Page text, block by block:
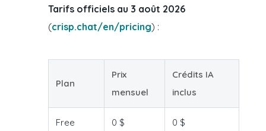
Tarifs officiels au 3 août 2026
(crisp.chat/en/pricing) :
Plan
Prix
mensuel
Crédits IA
inclus
Free 0 $ 0 $